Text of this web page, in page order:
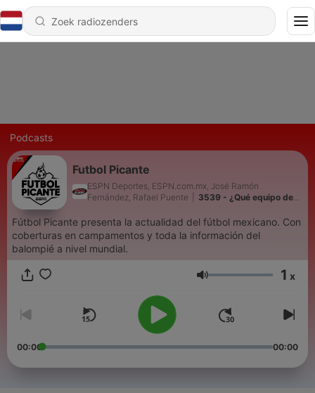
Podcasts
Futbol Picante
ESPN Deportes, ESPN.com.mx, José Ramón
Fernández, Rafael Puente
3539 - ¿Qué equipo de
Fútbol Picante presenta la actualidad del fútbol mexicano. Con
coberturas en campamentos y toda la información del
balompié a nivel mundial.
Volume 1 x
00:00 00:00